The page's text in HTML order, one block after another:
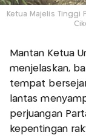
Ketua Majelis
Mantan Ketua
menjelaskan,
tempat
lantas
perjuangan
kepentingan